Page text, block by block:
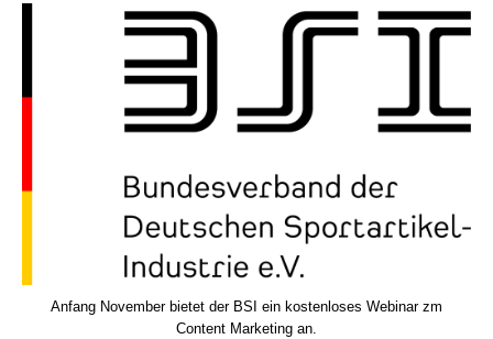
Anfang November bietet der BSI ein kostenloses Webinar zm
Content Marketing an.